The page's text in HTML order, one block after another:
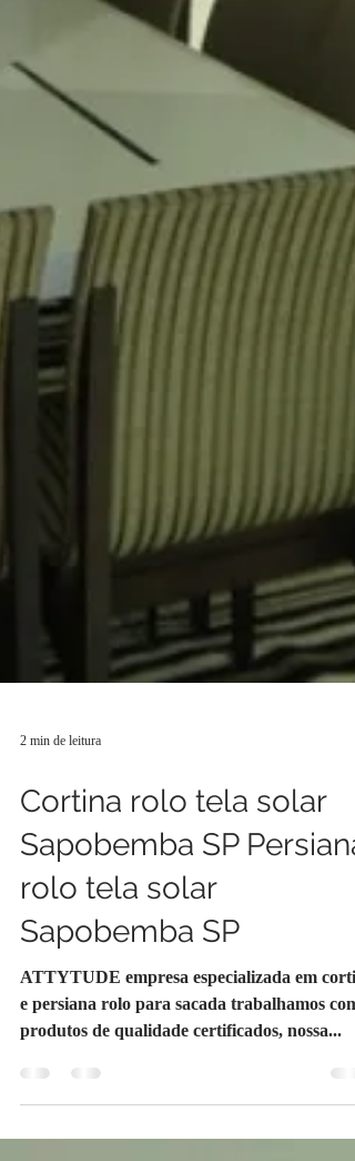
2 min de leitura
Cortina rolo tela solar
Sapobemba SP Persiana
rolo tela solar
Sapobemba SP
ATTYTUDE empresa especializada em
e persiana rolo para sacada trabalhamos com